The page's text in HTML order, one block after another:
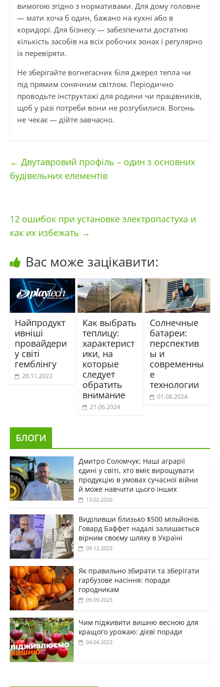
вимогою згідно з нормативами. Для дому головне
— мати хоча б один, бажано на кухні або в
коридорі. Для бізнесу — забезпечити достатню
кількість засобів на всіх робочих зонах і регулярно
їх перевіряти.
Не зберігайте вогнегасник біля джерел тепла чи
під прямим сонячним світлом. Періодично
проводьте інструктажі для родини чи працівників,
щоб у разі потреби вони не розгубилися. Вогонь
не чекає — дійте завчасно.
← Двутавровий профіль – один з основних
будівельних елементів
12 ошибок при установке электропастуха и
как их избежать →
Вас може зацікавити:
Найпродукт
ивніші
провайдери
у світі
гемблінгу
28.11.2023
Как выбрать
теплицу:
характерист
ики, на
которые
следует
обратить
внимание
21.06.2024
Солнечные
батареи:
перспектив
ы и
современны
е
технологии
01.08.2024
БЛОГИ
Дмитро Соломчук: Наші аграрії
єдині у світі, хто вміє вирощувати
продукцію в умовах сучасної війни
й може навчити цього інших
13.02.2026
Виділивши близько $500 мільйонів,
Говард Баффет надалі залишається
вірним своєму шляху в Україні
09.12.2023
Як правильно збирати та зберігати
гарбузове насіння: поради
городникам
09.09.2023
Чим підживити вишню весною для
кращого урожаю: дієві поради
04.04.2023